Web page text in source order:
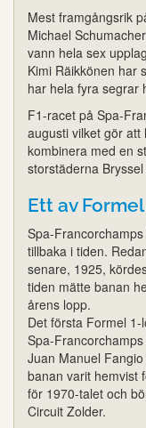
Mest framgångsrik
Michael
vann hela sex
Kimi Räikkönen har
har hela fyra segrar
F1-racet på Spa-
augusti vilket gör
kombinera med en
storstäderna
Ett av
Spa-
tillbaka i tiden.
senare, 1925,
tiden mätte banan
årens lopp.
Det första Formel
Spa-
Juan Manuel
banan varit hemvist
för 1970-talet och
Circuit Zolder.